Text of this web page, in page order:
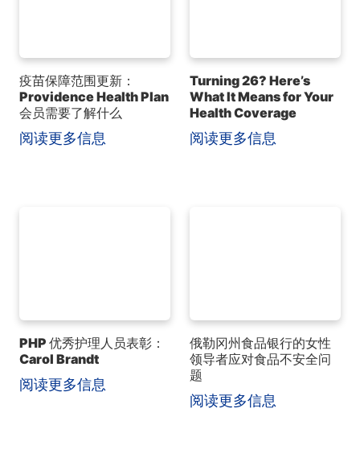
疫苗保障范围更新：
Providence Health Plan
会员需要了解什么
阅读更多信息
Turning 26? Here’s
What It Means for Your
Health Coverage
阅读更多信息
PHP 优秀护理人员表彰：
Carol Brandt
阅读更多信息
俄勒冈州食品银行的女性
领导者应对食品不安全问
题
阅读更多信息